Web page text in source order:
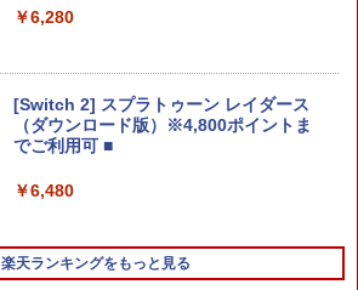
￥6,280
[Switch 2] スプラトゥーン レイダース
（ダウンロード版）※4,800ポイントま
でご利用可 ■
￥6,480
楽天ランキングをもっと見る